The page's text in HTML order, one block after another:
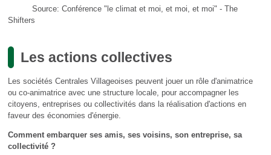
Source: Conférence "le climat et moi, et moi, et moi" - The
Shifters
Les actions collectives
Les sociétés Centrales Villageoises peuvent jouer un rôle d'animatrice
ou co-animatrice avec une structure locale, pour accompagner les
citoyens, entreprises ou collectivités dans la réalisation d'actions en
faveur des économies d'énergie.
Comment embarquer ses amis, ses voisins, son entreprise, sa
collectivité ?